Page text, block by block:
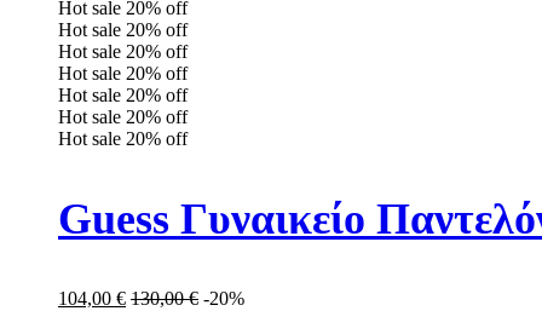
Hot sale 20% off
Hot sale 20% off
Hot sale 20% off
Hot sale 20% off
Hot sale 20% off
Hot sale 20% off
Hot sale 20% off
Guess Γυναικείο
104,00 € 130,00€ -20%